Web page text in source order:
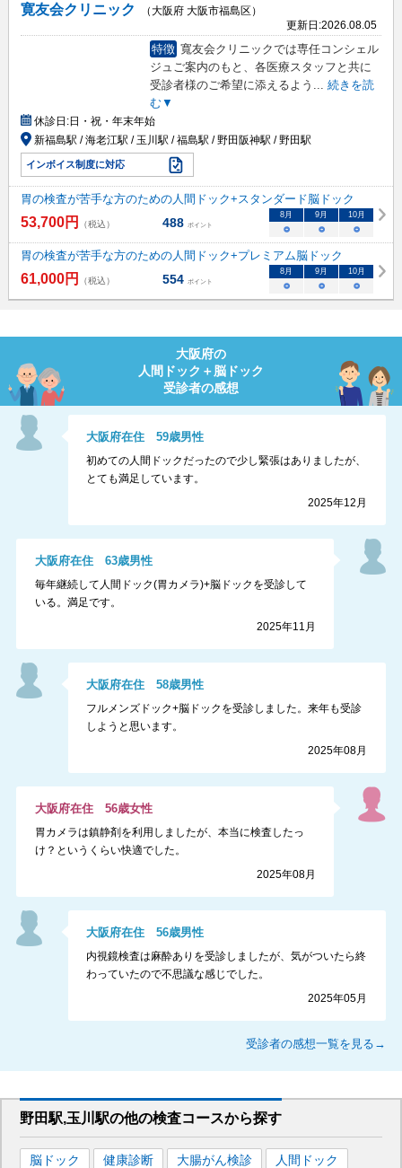
寛友会クリニック
（大阪府 大阪市福島区）
更新日:2026.08.05
特徴 寬友会クリニックでは専任コンシェル
ジュご案内のもと、各医療スタッフと共に
受診者様のご希望に添えるよう
続きを読
む▼
休診日:日・祝・年末年始
新福島駅 / 海老江駅 / 玉川駅 / 福島駅 / 野田阪神駅 / 野田駅
インボイス制度に対応
胃の検査が苦手な方のための人間ドック+スタンダード脳ドック
53,700円 （税込） 488 ポイント
8 月 9 月 10月
○ ○ ○
胃の検査が苦手な方のための人間ドック+プレミアム脳ドック
61,000円 （税込） 554 ポイント
8 月 9 月 10月
○ ○ ○
大阪府の
人間ドック＋脳ドック
受診者の感想
大阪府在住59歳男性
初めての人間ドックだったので少し緊張はありましたが、
とても満足しています。
2025年12月
大阪府在住 63歳男性
毎年継続して人間ドック(胃カメラ)+脳ドックを受診して
いる。満足です。
2025年11月
大阪府在住58歳男性
フルメンズドック+脳ドックを受診しました。来年も受診
しようと思います。
2025年08月
大阪府在住 56歳女性
胃カメラは鎮静剤を利用しましたが、本当に検査したっ
け？というくらい快適でした。
2025年08月
大阪府在住56歳男性
内視鏡検査は麻酔ありを受診しましたが、気がついたら終
わっていたので不思議な感じでした。
2025年05月
受診者の感想一覧を見る→
野田駅,玉川駅の他の検査コースから探す
脳ドック 健康診断 大腸がん検診
人間ドック